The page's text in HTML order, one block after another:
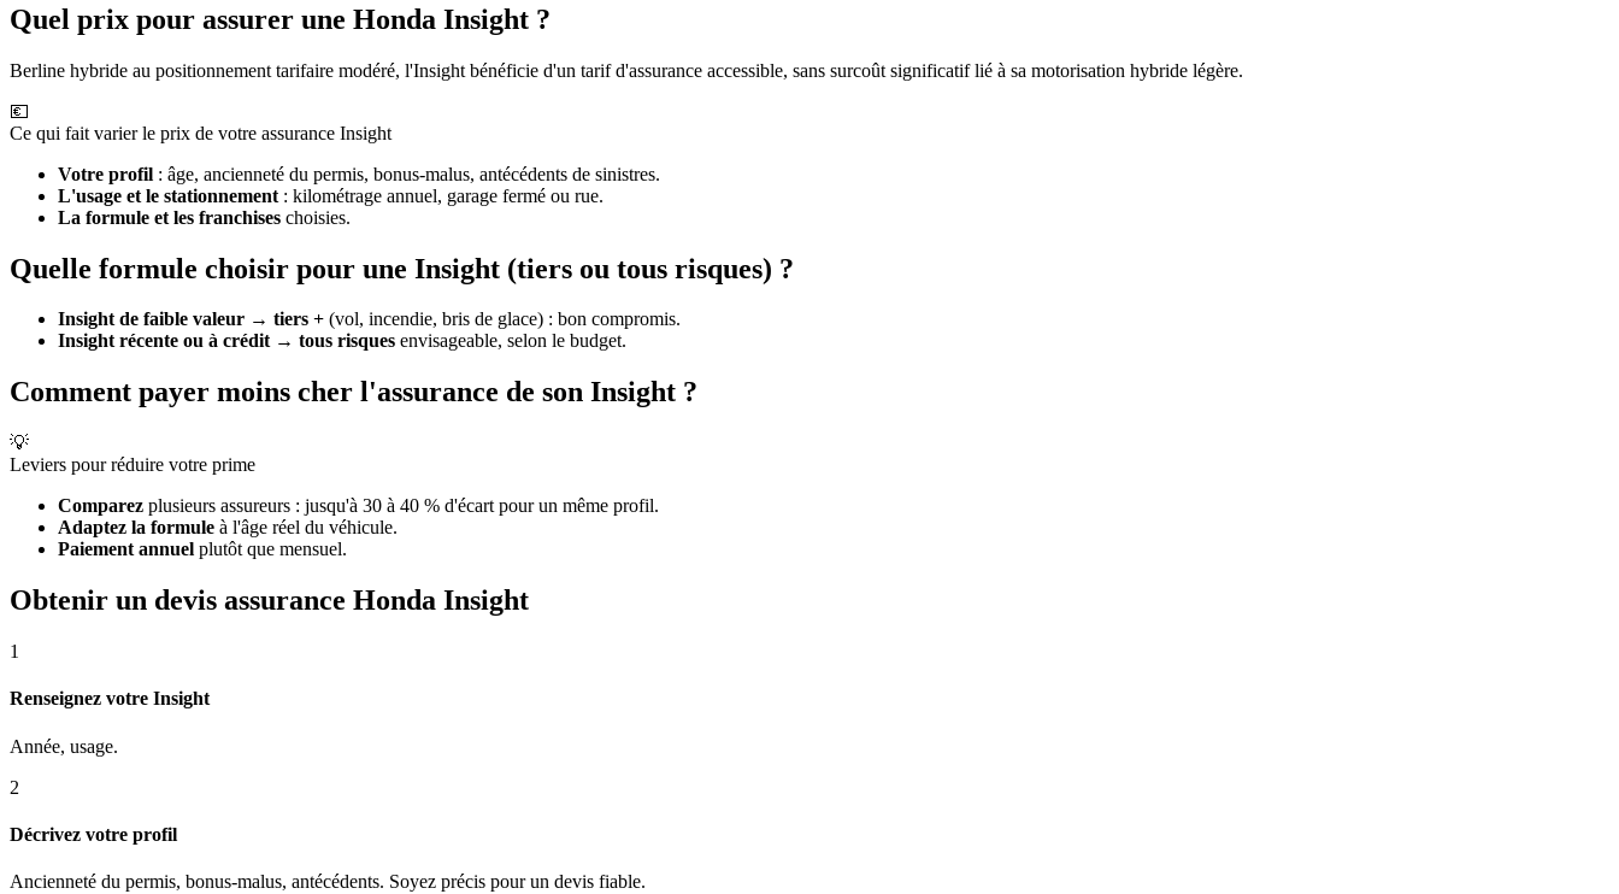
Quel prix pour assurer une Honda Insight ?
Berline hybride au positionnement tarifaire modéré, l'Insight bénéficie d'un tarif d'assurance accessible, sans surcoût significatif lié à sa motorisation hybride légère.
💶
Ce qui fait varier le prix de votre assurance Insight
Votre profil : âge, ancienneté du permis, bonus-malus, antécédents de sinistres.
L'usage et le stationnement : kilométrage annuel, garage fermé ou rue.
La formule et les franchises choisies.
Quelle formule choisir pour une Insight (tiers ou tous risques) ?
Insight de faible valeur → tiers + (vol, incendie, bris de glace) : bon compromis.
Insight récente ou à crédit→ tous risques envisageable, selon le budget.
Comment payer moins cher l'assurance de son Insight ?
💡
Leviers pour réduire votre prime
Comparez plusieurs assureurs : jusqu'à 30 à 40 % d'écart pour un même profil.
Adaptez la formule à l'âge réel du véhicule.
Paiement annuel plutôt que mensuel.
Obtenir un devis assurance Honda Insight
1
Renseignez votre Insight
Année, usage.
2
Décrivez votre profil
Ancienneté du permis, bonus-malus, antécédents. Soyez précis pour un devis fiable.